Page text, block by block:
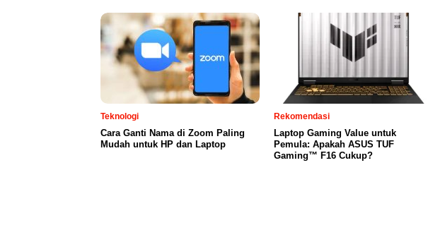
Teknologi
Cara Ganti Nama di Zoom Paling
Mudah untuk HP dan Laptop
Rekomendasi
Laptop Gaming Value untuk
Pemula: Apakah ASUS TUF
Gaming™ F16 Cukup?